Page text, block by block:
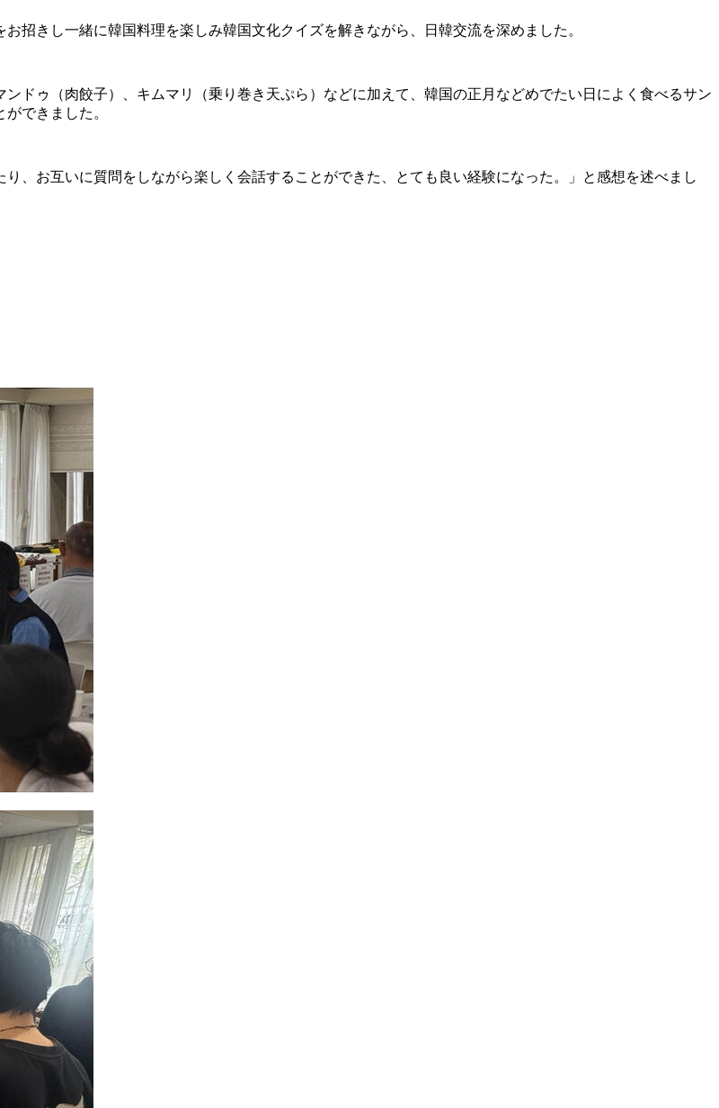
招きし一緒に韓国料理を楽しみ韓国文化クイズを解きながら、日韓交流を深めました。
ドゥ（肉餃子）、キムマリ（乗り巻き天ぷら）などに加えて、韓国の正月などめでたい日によく食べるサン
できました。
、お互いに質問をしながら楽しく会話することができた、とても良い経験になった。」と感想を述べまし